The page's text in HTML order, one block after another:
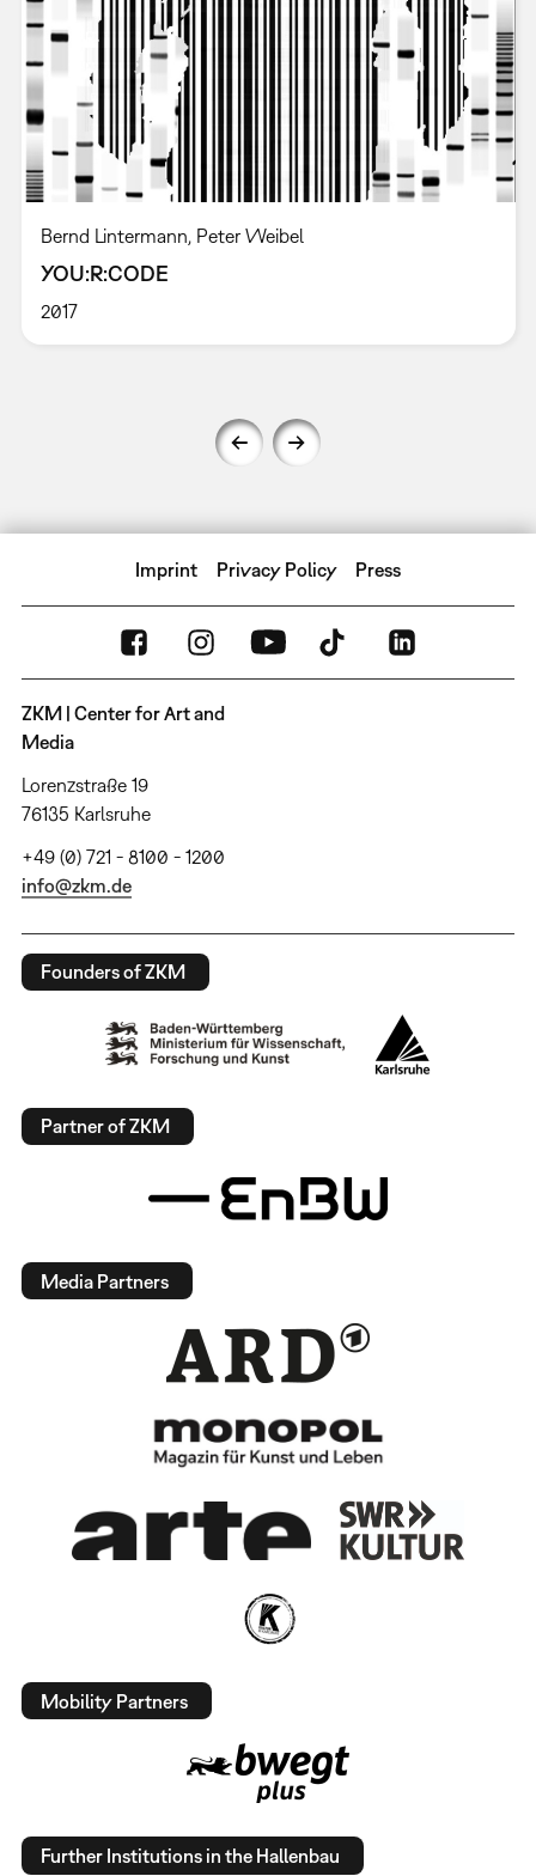
Bernd Lintermann, Peter Weibel
YOU:R:CODE
2017
Imprint Privacy Policy Press
ZKM | Center for Art and
Media
Lorenzstraße 19
76135 Karlsruhe
+49 (0) 721 - 8100 - 1200
info@zkm.de
Founders of ZKM
Partner of ZKM
Media Partners
Mobility Partners
Further Institutions in the Hallenbau